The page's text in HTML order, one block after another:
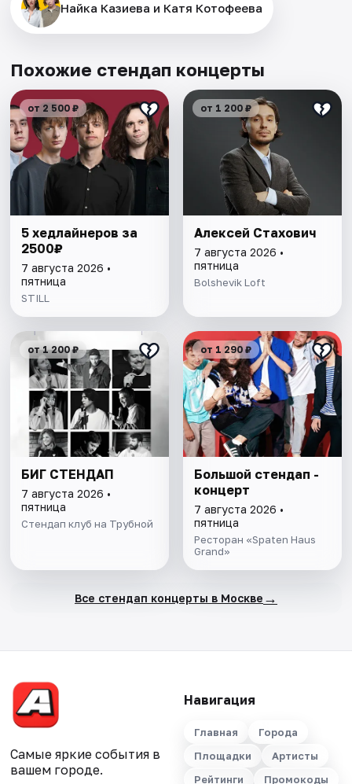
Найка Казиева и Катя Котофеева
Похожие стендап концерты
от 2 500 ₽
5 хедлайнеров за
2500₽
7 августа 2026 •
пятница
STILL
от 1 200 ₽
Алексей Стахович
7 августа 2026 •
пятница
Bolshevik Loft
от 1 200 ₽
БИГ СТЕНДАП
7 августа 2026 •
пятница
Стендап клуб на Трубной
от 1 290 ₽
Большой стендап -
концерт
7 августа 2026 •
пятница
Ресторан «Spaten Haus
Grand»
Все стендап концерты в Москве →
Самые яркие события в
вашем городе.
Навигация
Главная
Города
Площадки
Артисты
Рейтинги
Промокоды